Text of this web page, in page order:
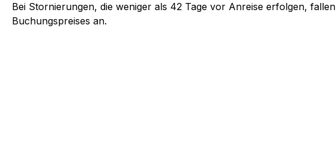
Bei Stornierungen, die weniger als 42 Tage vor Anreise erfolgen, fallen
Buchungspreises an.